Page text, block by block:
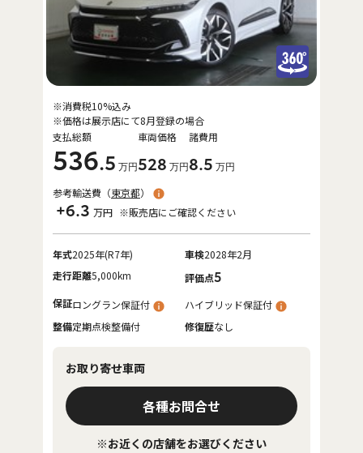
支払総額
536.5 万円
車両価格
528 万円
諸費用
8.5 万円
※消費税10%込み
※価格は展示店にて8月登録の場合
参考輸送費（東京都）
+6.3 万円 ※販売店にご確認ください
年式2025年(R7年) 車検2028年2月
走行距離5,000km 評価点5
保証ロングラン保証付
ハイブリッド保証付
整備定期点検整備付 修復歴なし
お取り寄せ車両
各種お問合せ
※お近くの店舗をお選びください